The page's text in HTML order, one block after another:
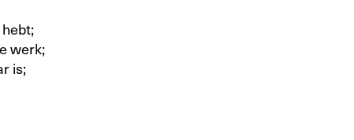
werk;
is;